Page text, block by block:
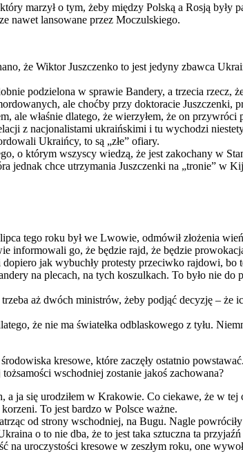
marzył o tym, żeby między Polską a Rosją były
nawet lansowane przez Moczulskiego.
że Wiktor Juszczenko to jest jedyny zbawca
podzielona w sprawie Bandery, a trzecia rzecz,
ale choćby przy doktoracie Juszczenki,
ale właśnie dlatego, że wierzyłem, że on
z nacjonalistami ukraińskimi i tu wychodzi
Ukraińcy, to są „złe” ofiary.
o którym wszyscy wiedzą, że jest zakochany w
chce utrzymania Juszczenki na „tronie” w
tego roku był we Lwowie, odmówił złożenia
informowali go, że będzie rajd, że będzie
jak wybuchły protesty przeciwko rajdowi, bo
na plecach, na tych koszulkach. To było nie
aż dwóch ministrów, żeby podjąć decyzję – że
że nie ma światełka odblaskowego z tyłu.
kresowe, które zaczęły ostatnio
wschodniej zostanie jakoś zachowana?
ja się urodziłem w Krakowie. Co ciekawe, że w
To jest bardzo w Polsce ważne.
od strony wschodniej, na Bugu. Nagle
o to nie dba, że to jest taka sztuczna ta
uroczystości kresowe w zeszłym roku, one